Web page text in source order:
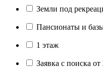
Земли под
Пансионаты и
1 этаж
Заявка с поиска